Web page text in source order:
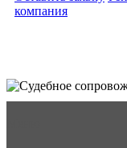
компания